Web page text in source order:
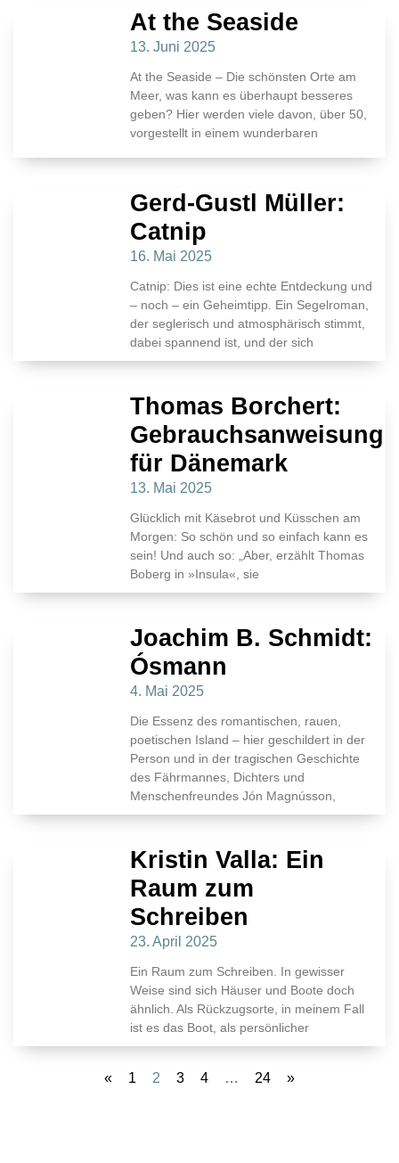
At the Seaside
13. Juni 2025
At the Seaside – Die schönsten Orte am
Meer, was kann es überhaupt besseres
geben? Hier werden viele davon, über 50,
vorgestellt in einem wunderbaren
Gerd-Gustl Müller:
Catnip
16. Mai 2025
Catnip: Dies ist eine echte Entdeckung und
– noch – ein Geheimtipp. Ein Segelroman,
der seglerisch und atmosphärisch stimmt,
dabei spannend ist, und der sich
Thomas Borchert:
Gebrauchsanweisung
für Dänemark
13. Mai 2025
Glücklich mit Käsebrot und Küsschen am
Morgen: So schön und so einfach kann es
sein! Und auch so: „Aber, erzählt Thomas
Boberg in »Insula«, sie
Joachim B. Schmidt:
Ósmann
4. Mai 2025
Die Essenz des romantischen, rauen,
poetischen Island – hier geschildert in der
Person und in der tragischen Geschichte
des Fährmannes, Dichters und
Menschenfreundes Jón Magnússon,
Kristin Valla: Ein
Raum zum
Schreiben
23. April 2025
Ein Raum zum Schreiben. In gewisser
Weise sind sich Häuser und Boote doch
ähnlich. Als Rückzugsorte, in meinem Fall
ist es das Boot, als persönlicher
« 1 2 3 4 … 24 »